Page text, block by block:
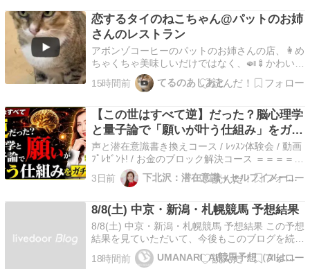
要求が一斉に集中…
恋するタイのねこちゃん@パットのお姉
さんのレストラン
アボンゾコーヒーのパットのお姉さんの店、👩め
ちゃくちゃ美味しいだけではなく、🍛🍢かわいい
猫のカップルがいました！😻
15時間前 てるのあしあと
【この世はすべて逆】だった？脳心理学
と量子論で「願いが叶う仕組み」をガチ
解説
声と潜在意識書き換えコース / ﾚｯｽﾝ体験会 / 動画
ﾌﾟﾚｾﾞﾝﾄ! / お金のブロック解決コース ＝＝＝＝＝
＝＝＝【この世はすべて逆】だった？脳心理学と
量子論で「願いが叶う仕組み」をガチ解説 ＝＝
さるのでしょうか。 多くの人が抱…
3日前 下北沢：潜在意識＋セルフイメージ書換え。愛100％で願望実現
8/8(土) 中京・新潟・札幌競馬 予想結果
8/8(土) 中京・新潟・札幌競馬 予想結果 この予想
結果を見ていただいて、今後もこのブログを続け
る価値があると思っていただけたなら是非このラ
ンキングバナーのクリックをお願いいたします。
18時間前 UMANARI_AI競馬予想（AIは人工知能のこと）